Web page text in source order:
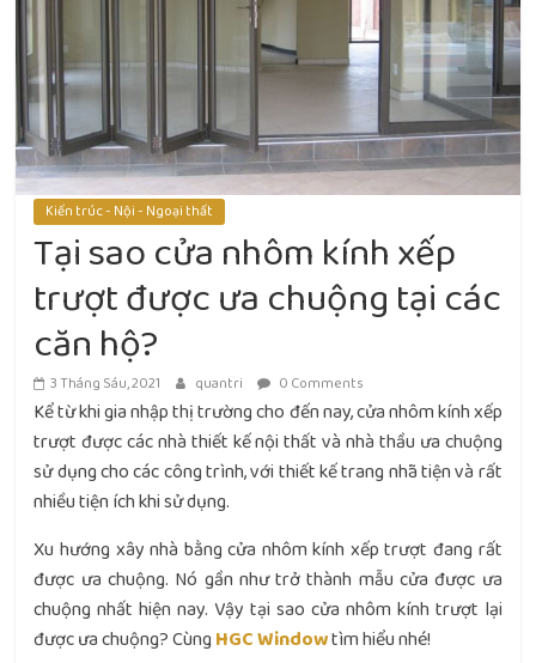
Kiến trúc - Nội - Ngoại thất
Tại sao cửa nhôm kính xếp
trượt được ưa chuộng tại các
căn hộ?
3 Tháng Sáu, 2021 quantri 0 Comments
Kể từ khi gia nhập thị trường cho đến nay, cửa nhôm kính xếp
trượt được các nhà thiết kế nội thất và nhà thầu ưa chuộng
sử dụng cho các công trình, với thiết kế trang nhã tiện và rất
nhiều tiện ích khi sử dụng.
Xu hướng xây nhà bằng cửa nhôm kính xếp trượt đang rất
được ưa chuộng. Nó gần như trở thành mẫu cửa được ưa
chuộng nhất hiện nay. Vậy tại sao cửa nhôm kính trượt lại
được ưa chuộng? CùngHGC Windowtìm hiểu nhé!